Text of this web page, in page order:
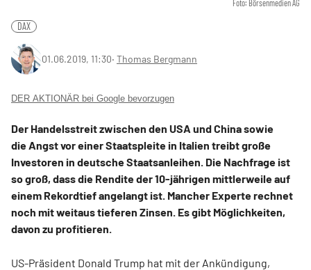
Foto: Börsenmedien AG
DAX
01.06.2019, 11:30‧ Thomas Bergmann
DER AKTIONÄR bei Google bevorzugen
Der Handelsstreit zwischen den USA und China sowie
die Angst vor einer Staatspleite in Italien treibt große
Investoren in deutsche Staatsanleihen. Die Nachfrage ist
so groß, dass die Rendite der 10-jährigen mittlerweile auf
einem Rekordtief angelangt ist. Mancher Experte rechnet
noch mit weitaus tieferen Zinsen. Es gibt Möglichkeiten,
davon zu profitieren.
US-Präsident Donald Trump hat mit der Ankündigung,